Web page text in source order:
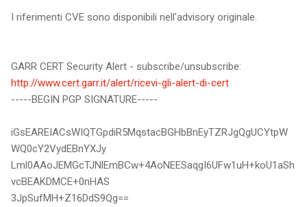
I riferimenti CVE sono disponibili nell'advisory originale.
GARR CERT Security Alert - subscribe/unsubscribe:
http://www.cert.garr.it/alert/ricevi-gli-alert-di-cert
-----BEGIN PGP SIGNATURE-----
iGsEAREIACsWIQTGpdiR5MqstacBGHbBnEyTZRJgQgUCYtpW
WQ0cY2VydEBnYXJy
Lml0AAoJEMGcTJNlEmBCw+4AoNEESaqgI6UFw1uH+koU1aSh
vcBEAKDMCE+0nHAS
3JpSufMH+Z16DdS9Qg==